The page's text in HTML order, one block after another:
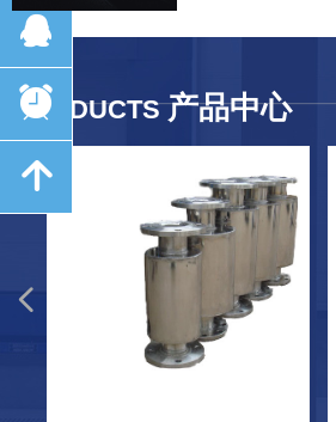
的政策要求，环境治理
已经融入社会发展的方
方面面。特别是“十二
五”时期，环境治理投
入达到空前规模，行业
经过几年的高速发展，
环境治理正在呈现经历
了从专项治理向综合治
理的转变，行业开始进
入新的发展状态。
类、许可排放浓度以及
载明。
中标认证中心和美国环
式签署协调互认谅解备
忘录。这是美国环保署
第一次与其他国家或地
区签署的节能产品认证
表明了中国的节能产品
认证工作，已经得到了
国际同行的认可，也标
志着双方的合作将进入
一个崭新的发展阶段。
PRODUCTS 产品中心
넳
뀩
뀥
녕